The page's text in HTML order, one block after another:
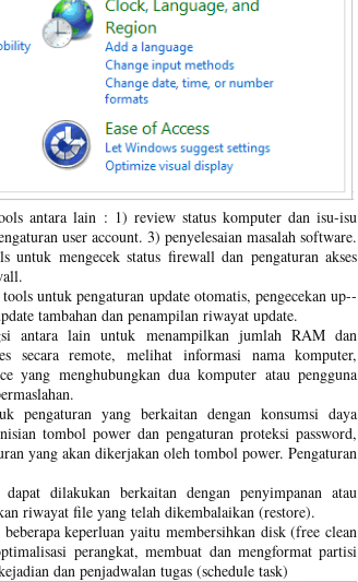
antara lain : 1) review status komputer dan isu-isu
user account. 3) penyelesaian masalah software.
mengecek status firewall dan pengaturan akses
untuk pengaturan update otomatis, pengecekan up-­
tambahan dan penampilan riwayat update.
antara lain untuk menampilkan jumlah RAM dan
secara remote, melihat informasi nama komputer,
yang menghubungkan dua komputer atau pengguna
pengaturan yang berkaitan dengan konsumsi daya
tombol power dan pengaturan proteksi password,
yang akan dikerjakan oleh tombol power. Pengaturan
dilakukan berkaitan dengan penyimpanan atau
riwayat file yang telah dikembalaikan (restore).
keperluan yaitu membersihkan disk (free clean
perangkat, membuat dan mengformat partisi
dan penjadwalan tugas (schedule task)